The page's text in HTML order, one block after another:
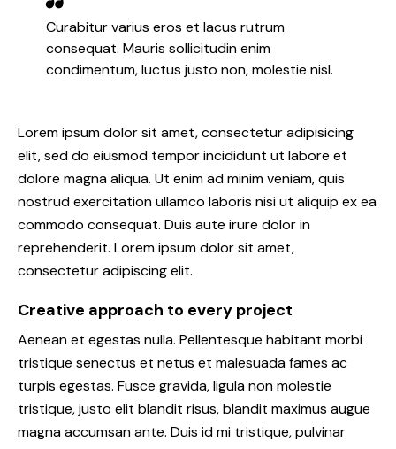
Curabitur varius eros et lacus rutrum
consequat. Mauris sollicitudin enim
condimentum, luctus justo non, molestie nisl.
Lorem ipsum dolor sit amet, consectetur adipisicing
elit, sed do eiusmod tempor incididunt ut labore et
dolore magna aliqua. Ut enim ad minim veniam, quis
nostrud exercitation ullamco laboris nisi ut aliquip ex ea
commodo consequat. Duis aute irure dolor in
reprehenderit. Lorem ipsum dolor sit amet,
consectetur adipiscing elit.
Creative approach to every project
Aenean et egestas nulla. Pellentesque habitant morbi
tristique senectus et netus et malesuada fames ac
turpis egestas. Fusce gravida, ligula non molestie
tristique, justo elit blandit risus, blandit maximus augue
magna accumsan ante. Duis id mi tristique, pulvinar